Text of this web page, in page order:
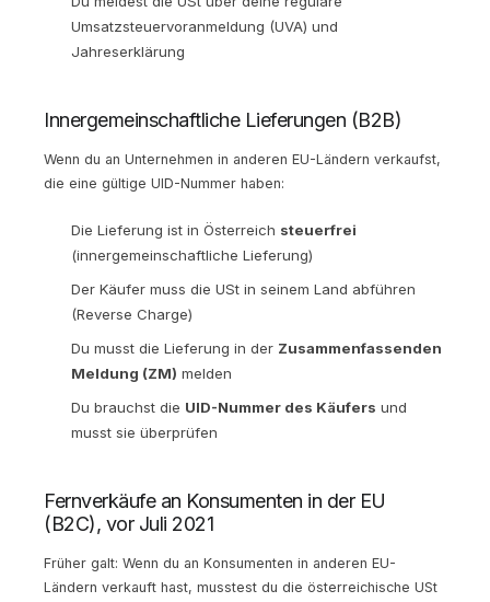
Umsatzsteuervoranmeldung (UVA) und
Jahreserklärung
Innergemeinschaftliche Lieferungen (B2B)
Wenn du an Unternehmen in anderen EU-Ländern verkaufst,
die eine gültige UID-Nummer haben:
Die Lieferung ist in Österreich steuerfrei
(innergemeinschaftliche Lieferung)
Der Käufer muss die USt in seinem Land abführen
(Reverse Charge)
Du musst die Lieferung in der Zusammenfassenden
Meldung (ZM) melden
Du brauchst die UID-Nummer des Käufers und
musst sie überprüfen
Fernverkäufe an Konsumenten in der EU
(B2C), vor Juli 2021
Früher galt: Wenn du an Konsumenten in anderen EU-
Ländern verkauft hast, musstest du die österreichische USt